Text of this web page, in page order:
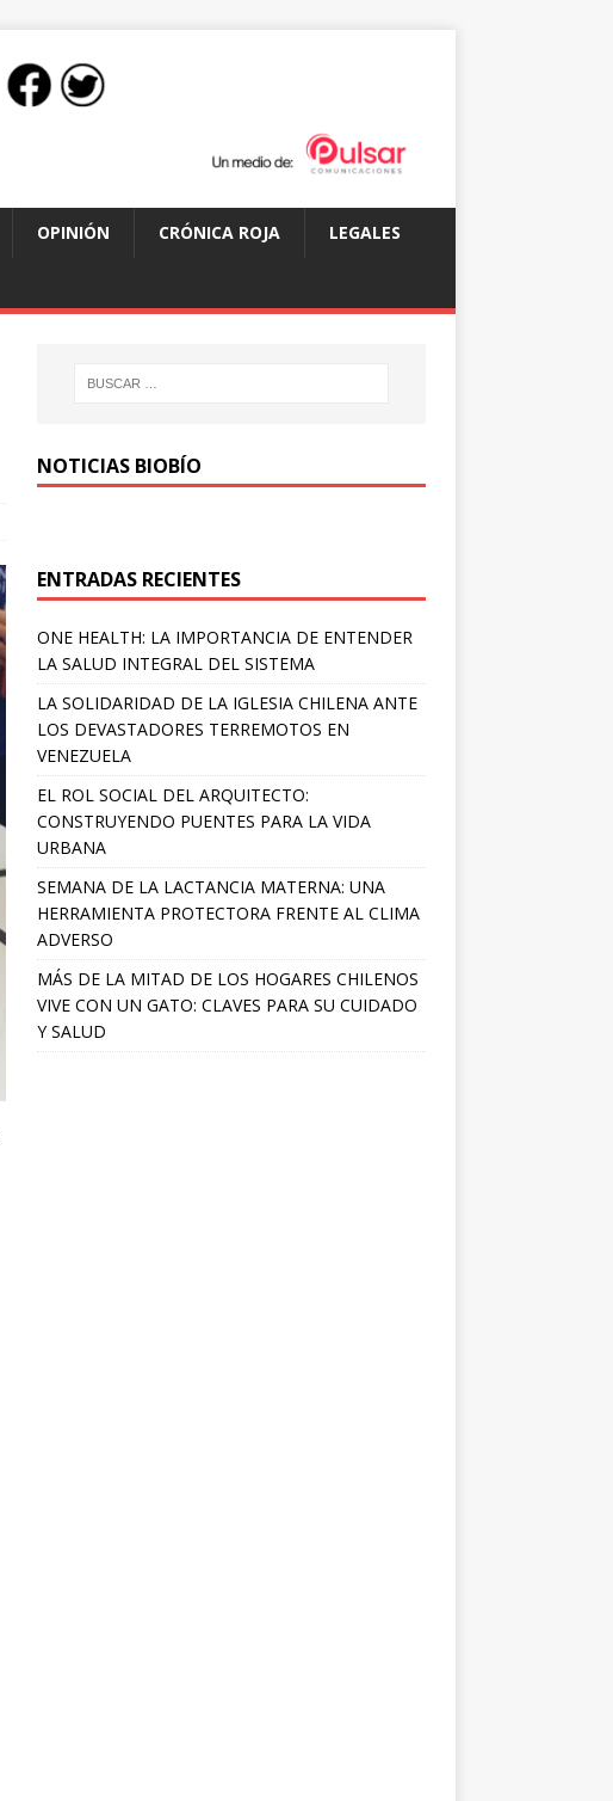
OPINIÓN CRÓNICA ROJA LEGALES
NOTICIAS BIOBÍO
ENTRADAS RECIENTES
ONE HEALTH: LA IMPORTANCIA DE ENTENDER
LA SALUD INTEGRAL DEL SISTEMA
LA SOLIDARIDAD DE LA IGLESIA CHILENA ANTE
LOS DEVASTADORES TERREMOTOS EN
VENEZUELA
EL ROL SOCIAL DEL ARQUITECTO:
CONSTRUYENDO PUENTES PARA LA VIDA
URBANA
SEMANA DE LA LACTANCIA MATERNA: UNA
HERRAMIENTA PROTECTORA FRENTE AL CLIMA
ADVERSO
MÁS DE LA MITAD DE LOS HOGARES CHILENOS
VIVE CON UN GATO: CLAVES PARA SU CUIDADO
Y SALUD